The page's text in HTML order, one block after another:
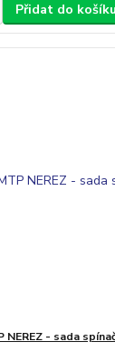
Přidat do košíku
NEREZ - sada